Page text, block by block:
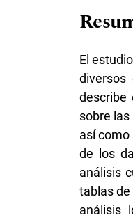
El
describe
sobre
así como
de los
análisis
tablas
análisis